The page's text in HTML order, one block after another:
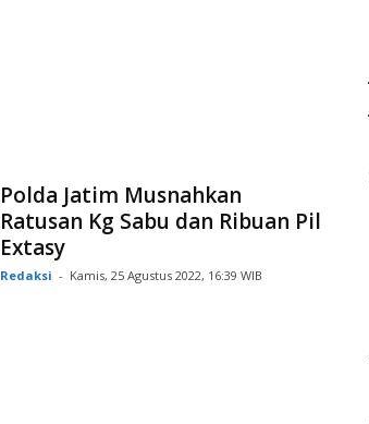
Polda Jatim Musnahkan
Ratusan Kg Sabu dan Ribuan Pil
Extasy
Redaksi - Kamis, 25 Agustus 2022, 16:39 WIB